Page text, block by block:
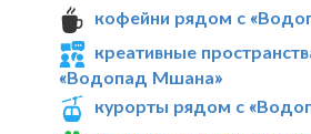
кофейни рядом с
креативные
«Водопад Мшана»
курорты рядом с